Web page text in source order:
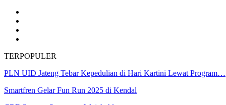
TERPOPULER
PLN UID Jateng Tebar Kepedulian di Hari Kartini Lewat Program…
Smartfren Gelar Fun Run 2025 di Kendal